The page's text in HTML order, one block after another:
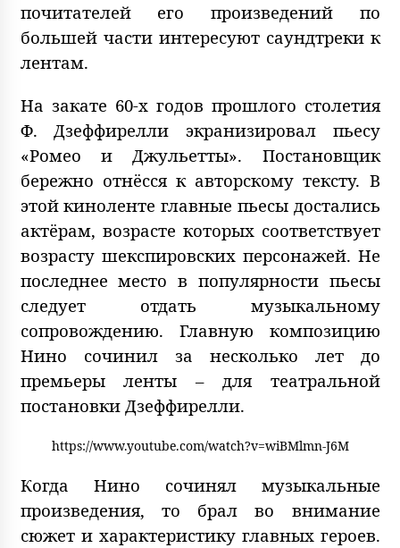
почитателей его произведений по
большей части интересуют саундтреки к
лентам.
На закате 60-х годов прошлого столетия
Ф. Дзеффирелли экранизировал пьесу
«Ромео и Джульетты». Постановщик
бережно отнёсся к авторскому тексту. В
этой киноленте главные пьесы достались
актёрам, возрасте которых соответствует
возрасту шекспировских персонажей. Не
последнее место в популярности пьесы
следует отдать музыкальному
сопровождению. Главную композицию
Нино сочинил за несколько лет до
премьеры ленты – для театральной
постановки Дзеффирелли.
https://www.youtube.com/watch?v=wiBMlmn-J6M
Когда Нино сочинял музыкальные
произведения, то брал во внимание
сюжет и характеристику главных героев.